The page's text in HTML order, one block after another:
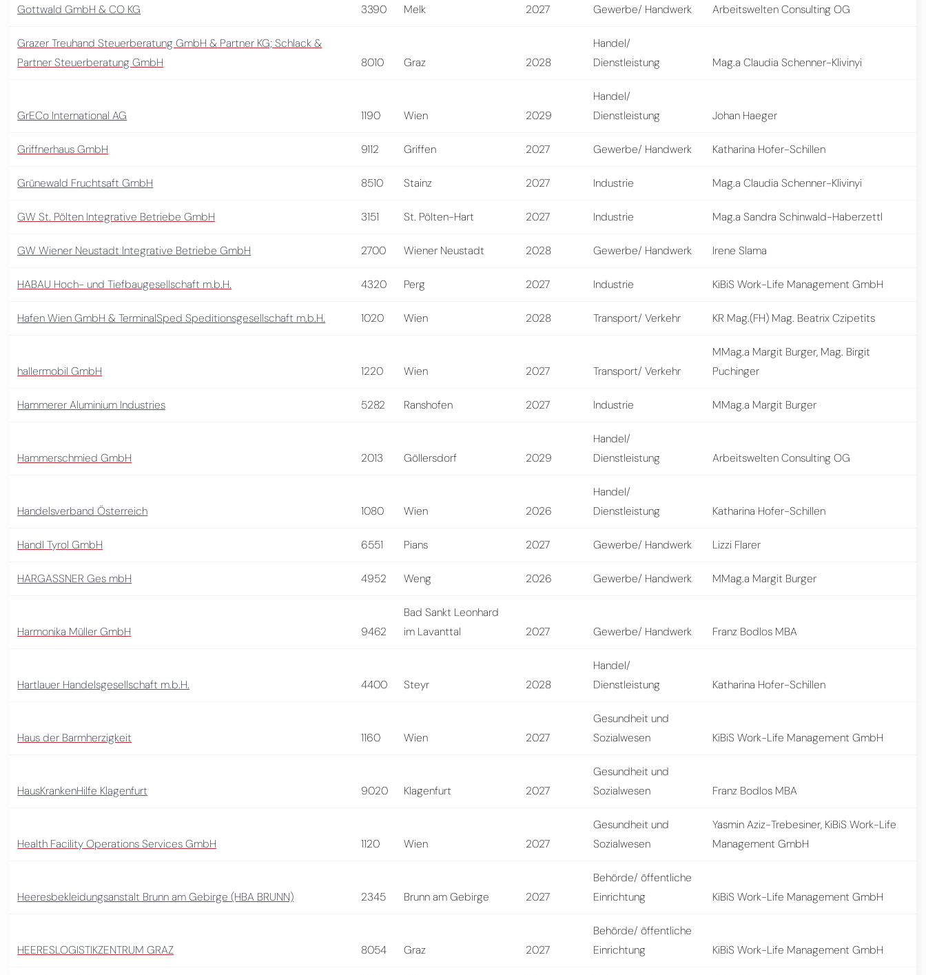
Gottwald GmbH & CO KG 3390 Melk 2027 Gewerbe/ Handwerk Arbeitswelten Consulting OG
Grazer Treuhand Steuerberatung GmbH & Partner KG; Schlack &
Partner Steuerberatung GmbH
8010 Graz 2028
Handel/
Dienstleistung
Mag.a Claudia Schenner-Klivinyi
GrECo International AG 1190 Wien 2029
Handel/
Dienstleistung
Johan Haeger
Griffnerhaus GmbH 9112 Griffen 2027 Gewerbe/ Handwerk Katharina Hofer-Schillen
Grünewald Fruchtsaft GmbH 8510 Stainz 2027 Industrie Mag.a Claudia Schenner-Klivinyi
GW St. Pölten Integrative Betriebe GmbH 3151 St. Pölten-Hart 2027 Industrie Mag.a Sandra Schinwald-Haberzettl
GW Wiener Neustadt Integrative Betriebe GmbH 2700 Wiener Neustadt 2028 Gewerbe/ Handwerk Irene Slama
HABAU Hoch- und Tiefbaugesellschaft m.b.H. 4320 Perg 2027 Industrie KiBiS Work-Life Management GmbH
Hafen Wien GmbH & TerminalSped Speditionsgesellschaft m.b.H. 1020 Wien 2028 Transport/ Verkehr KR Mag.(FH) Mag. Beatrix Czipetits
hallermobil GmbH 1220 Wien 2027 Transport/ Verkehr
MMag.a Margit Burger, Mag. Birgit
Puchinger
Hammerer Aluminium Industries 5282 Ranshofen 2027 Industrie MMag.a Margit Burger
Hammerschmied GmbH 2013 Göllersdorf 2029
Handel/
Dienstleistung
Arbeitswelten Consulting OG
Handelsverband Österreich 1080 Wien 2026
Handel/
Dienstleistung
Katharina Hofer-Schillen
Handl Tyrol GmbH 6551 Pians 2027 Gewerbe/ Handwerk Lizzi Flarer
HARGASSNER Ges mbH 4952 Weng 2026 Gewerbe/ Handwerk MMag.a Margit Burger
Harmonika Müller GmbH 9462
Bad Sankt Leonhard
im Lavanttal
2027 Gewerbe/ Handwerk Franz Bodlos MBA
Hartlauer Handelsgesellschaft m.b.H. 4400 Steyr 2028
Handel/
Dienstleistung
Katharina Hofer-Schillen
Haus der Barmherzigkeit 1160 Wien 2027
Gesundheit und
Sozialwesen
KiBiS Work-Life Management GmbH
HausKrankenHilfe Klagenfurt 9020 Klagenfurt 2027
Gesundheit und
Sozialwesen
Franz Bodlos MBA
Health Facility Operations Services GmbH 1120 Wien 2027
Gesundheit und
Sozialwesen
Yasmin Aziz-Trebesiner, KiBiS Work-Life
Management GmbH
Heeresbekleidungsanstalt Brunn am Gebirge (HBA BRUNN) 2345 Brunn am Gebirge 2027
Behörde/ öffentliche
Einrichtung
KiBiS Work-Life Management GmbH
HEERESLOGISTIKZENTRUM GRAZ 8054 Graz 2027
Behörde/ öffentliche
Einrichtung
KiBiS Work-Life Management GmbH